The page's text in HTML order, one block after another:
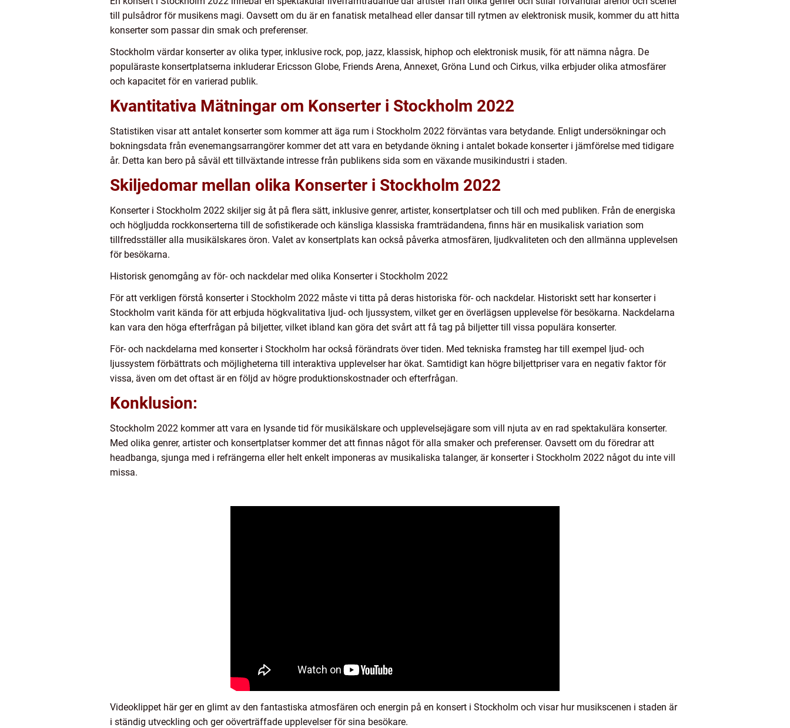
till pulsådror för musikens magi. Oavsett om du är en fanatisk metalhead eller dansar till rytmen av elektronisk musik, kommer du att hitta
konserter som passar din smak och preferenser.
Stockholm värdar konserter av olika typer, inklusive rock, pop, jazz, klassisk, hiphop och elektronisk musik, för att nämna några. De
populäraste konsertplatserna inkluderar Ericsson Globe, Friends Arena, Annexet, Gröna Lund och Cirkus, vilka erbjuder olika atmosfärer
och kapacitet för en varierad publik.
Kvantitativa Mätningar om Konserter i Stockholm 2022
Statistiken visar att antalet konserter som kommer att äga rum i Stockholm 2022 förväntas vara betydande. Enligt undersökningar och
bokningsdata från evenemangsarrangörer kommer det att vara en betydande ökning i antalet bokade konserter i jämförelse med tidigare
år. Detta kan bero på såväl ett tillväxtande intresse från publikens sida som en växande musikindustri i staden.
Skiljedomar mellan olika Konserter i Stockholm 2022
Konserter i Stockholm 2022 skiljer sig åt på flera sätt, inklusive genrer, artister, konsertplatser och till och med publiken. Från de energiska
och högljudda rockkonserterna till de sofistikerade och känsliga klassiska framträdandena, finns här en musikalisk variation som
tillfredsställer alla musikälskares öron. Valet av konsertplats kan också påverka atmosfären, ljudkvaliteten och den allmänna upplevelsen
för besökarna.
Historisk genomgång av för- och nackdelar med olika Konserter i Stockholm 2022
För att verkligen förstå konserter i Stockholm 2022 måste vi titta på deras historiska för- och nackdelar. Historiskt sett har konserter i
Stockholm varit kända för att erbjuda högkvalitativa ljud- och ljussystem, vilket ger en överlägsen upplevelse för besökarna. Nackdelarna
kan vara den höga efterfrågan på biljetter, vilket ibland kan göra det svårt att få tag på biljetter till vissa populära konserter.
För- och nackdelarna med konserter i Stockholm har också förändrats över tiden. Med tekniska framsteg har till exempel ljud- och
ljussystem förbättrats och möjligheterna till interaktiva upplevelser har ökat. Samtidigt kan högre biljettpriser vara en negativ faktor för
vissa, även om det oftast är en följd av högre produktionskostnader och efterfrågan.
Konklusion:
Stockholm 2022 kommer att vara en lysande tid för musikälskare och upplevelsejägare som vill njuta av en rad spektakulära konserter.
Med olika genrer, artister och konsertplatser kommer det att finnas något för alla smaker och preferenser. Oavsett om du föredrar att
headbanga, sjunga med i refrängerna eller helt enkelt imponeras av musikaliska talanger, är konserter i Stockholm 2022 något du inte vill
missa.
Videoklippet här ger en glimt av den fantastiska atmosfären och energin på en konsert i Stockholm och visar hur musikscenen i staden är
i ständig utveckling och ger oöverträffade upplevelser för sina besökare.